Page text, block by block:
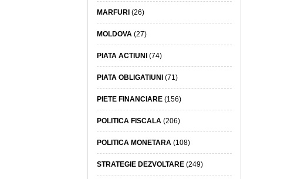
MARFURI(26)
MOLDOVA (27)
PIATA ACTIUNI(74)
PIATA OBLIGATIUNI(71)
PIETE FINANCIARE(156)
POLITICA FISCALA (206)
POLITICA MONETARA (108)
STRATEGIE DEZVOLTARE(249)